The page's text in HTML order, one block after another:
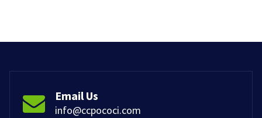
Email Us
info@ccpococi.com